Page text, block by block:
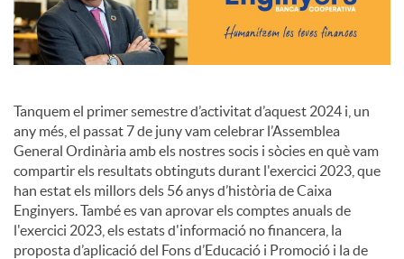
i
a
l
s
Tanquem el primer semestre d’activitat d’aquest 2024 i, un
any més, el passat 7 de juny vam celebrar l’Assemblea
General Ordinària amb els nostres socis i sòcies en què vam
compartir els resultats obtinguts durant l'exercici 2023, que
han estat els millors dels 56 anys d’història de Caixa
Enginyers. També es van aprovar els comptes anuals de
l'exercici 2023, els estats d'informació no financera, la
proposta d’aplicació del Fons d’Educació i Promoció i la de